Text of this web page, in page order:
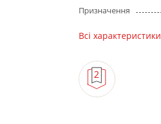
Призначення
Всі характеристики